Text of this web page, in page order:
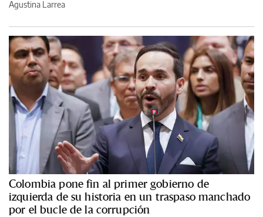
Agustina Larrea
Colombia pone fin al primer gobierno de
izquierda de su historia en un traspaso manchado
por el bucle de la corrupción